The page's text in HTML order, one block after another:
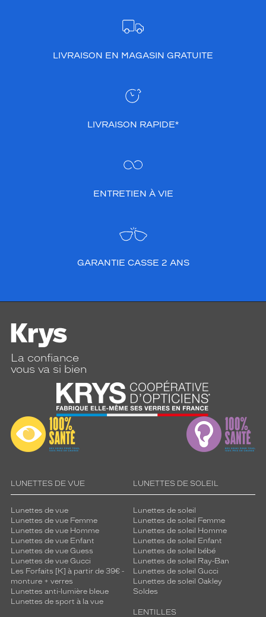
LIVRAISON EN MAGASIN GRATUITE
LIVRAISON RAPIDE*
ENTRETIEN À VIE
GARANTIE CASSE 2 ANS
La confiance
vous va si bien
LUNETTES DE VUE
Lunettes de vue
Lunettes de vue Femme
Lunettes de vue Homme
Lunettes de vue Enfant
Lunettes de vue Guess
Lunettes de vue Gucci
Les Forfaits [K] à partir de 39€ -
monture + verres
Lunettes anti-lumière bleue
Lunettes de sport à la vue
LUNETTES DE SOLEIL
Lunettes de soleil
Lunettes de soleil Femme
Lunettes de soleil Homme
Lunettes de soleil Enfant
Lunettes de soleil bébé
Lunettes de soleil Ray-Ban
Lunettes de soleil Gucci
Lunettes de soleil Oakley
Soldes
LENTILLES